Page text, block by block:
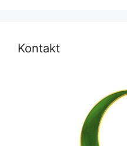
Kontakt